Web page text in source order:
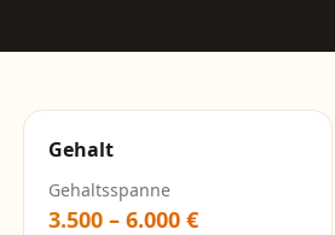
Gehalt
Gehaltsspanne
3.500 – 6.000 €